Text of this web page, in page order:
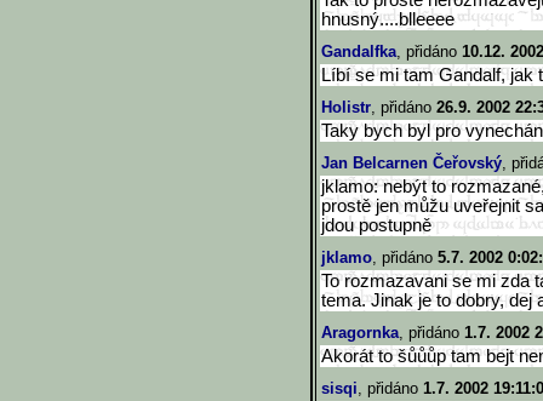
hnusný....blleeee
Gandalfka, přidáno 10.12.
Líbí se mi tam Gandalf, jak
Holistr, přidáno 26.9. 2002
Taky bych byl pro
Jan Belcarnen Čeřovský,
jklamo: nebýt to
prostě jen můžu uveřejnit
jdou postupně
jklamo, přidáno 5.7. 2002
To rozmazavani se mi zda
tema. Jinak je to dobry, dej
Aragornka, přidáno 1.7. 2002
Akorát to šůůůp tam bejt
sisqi, přidáno 1.7. 2002